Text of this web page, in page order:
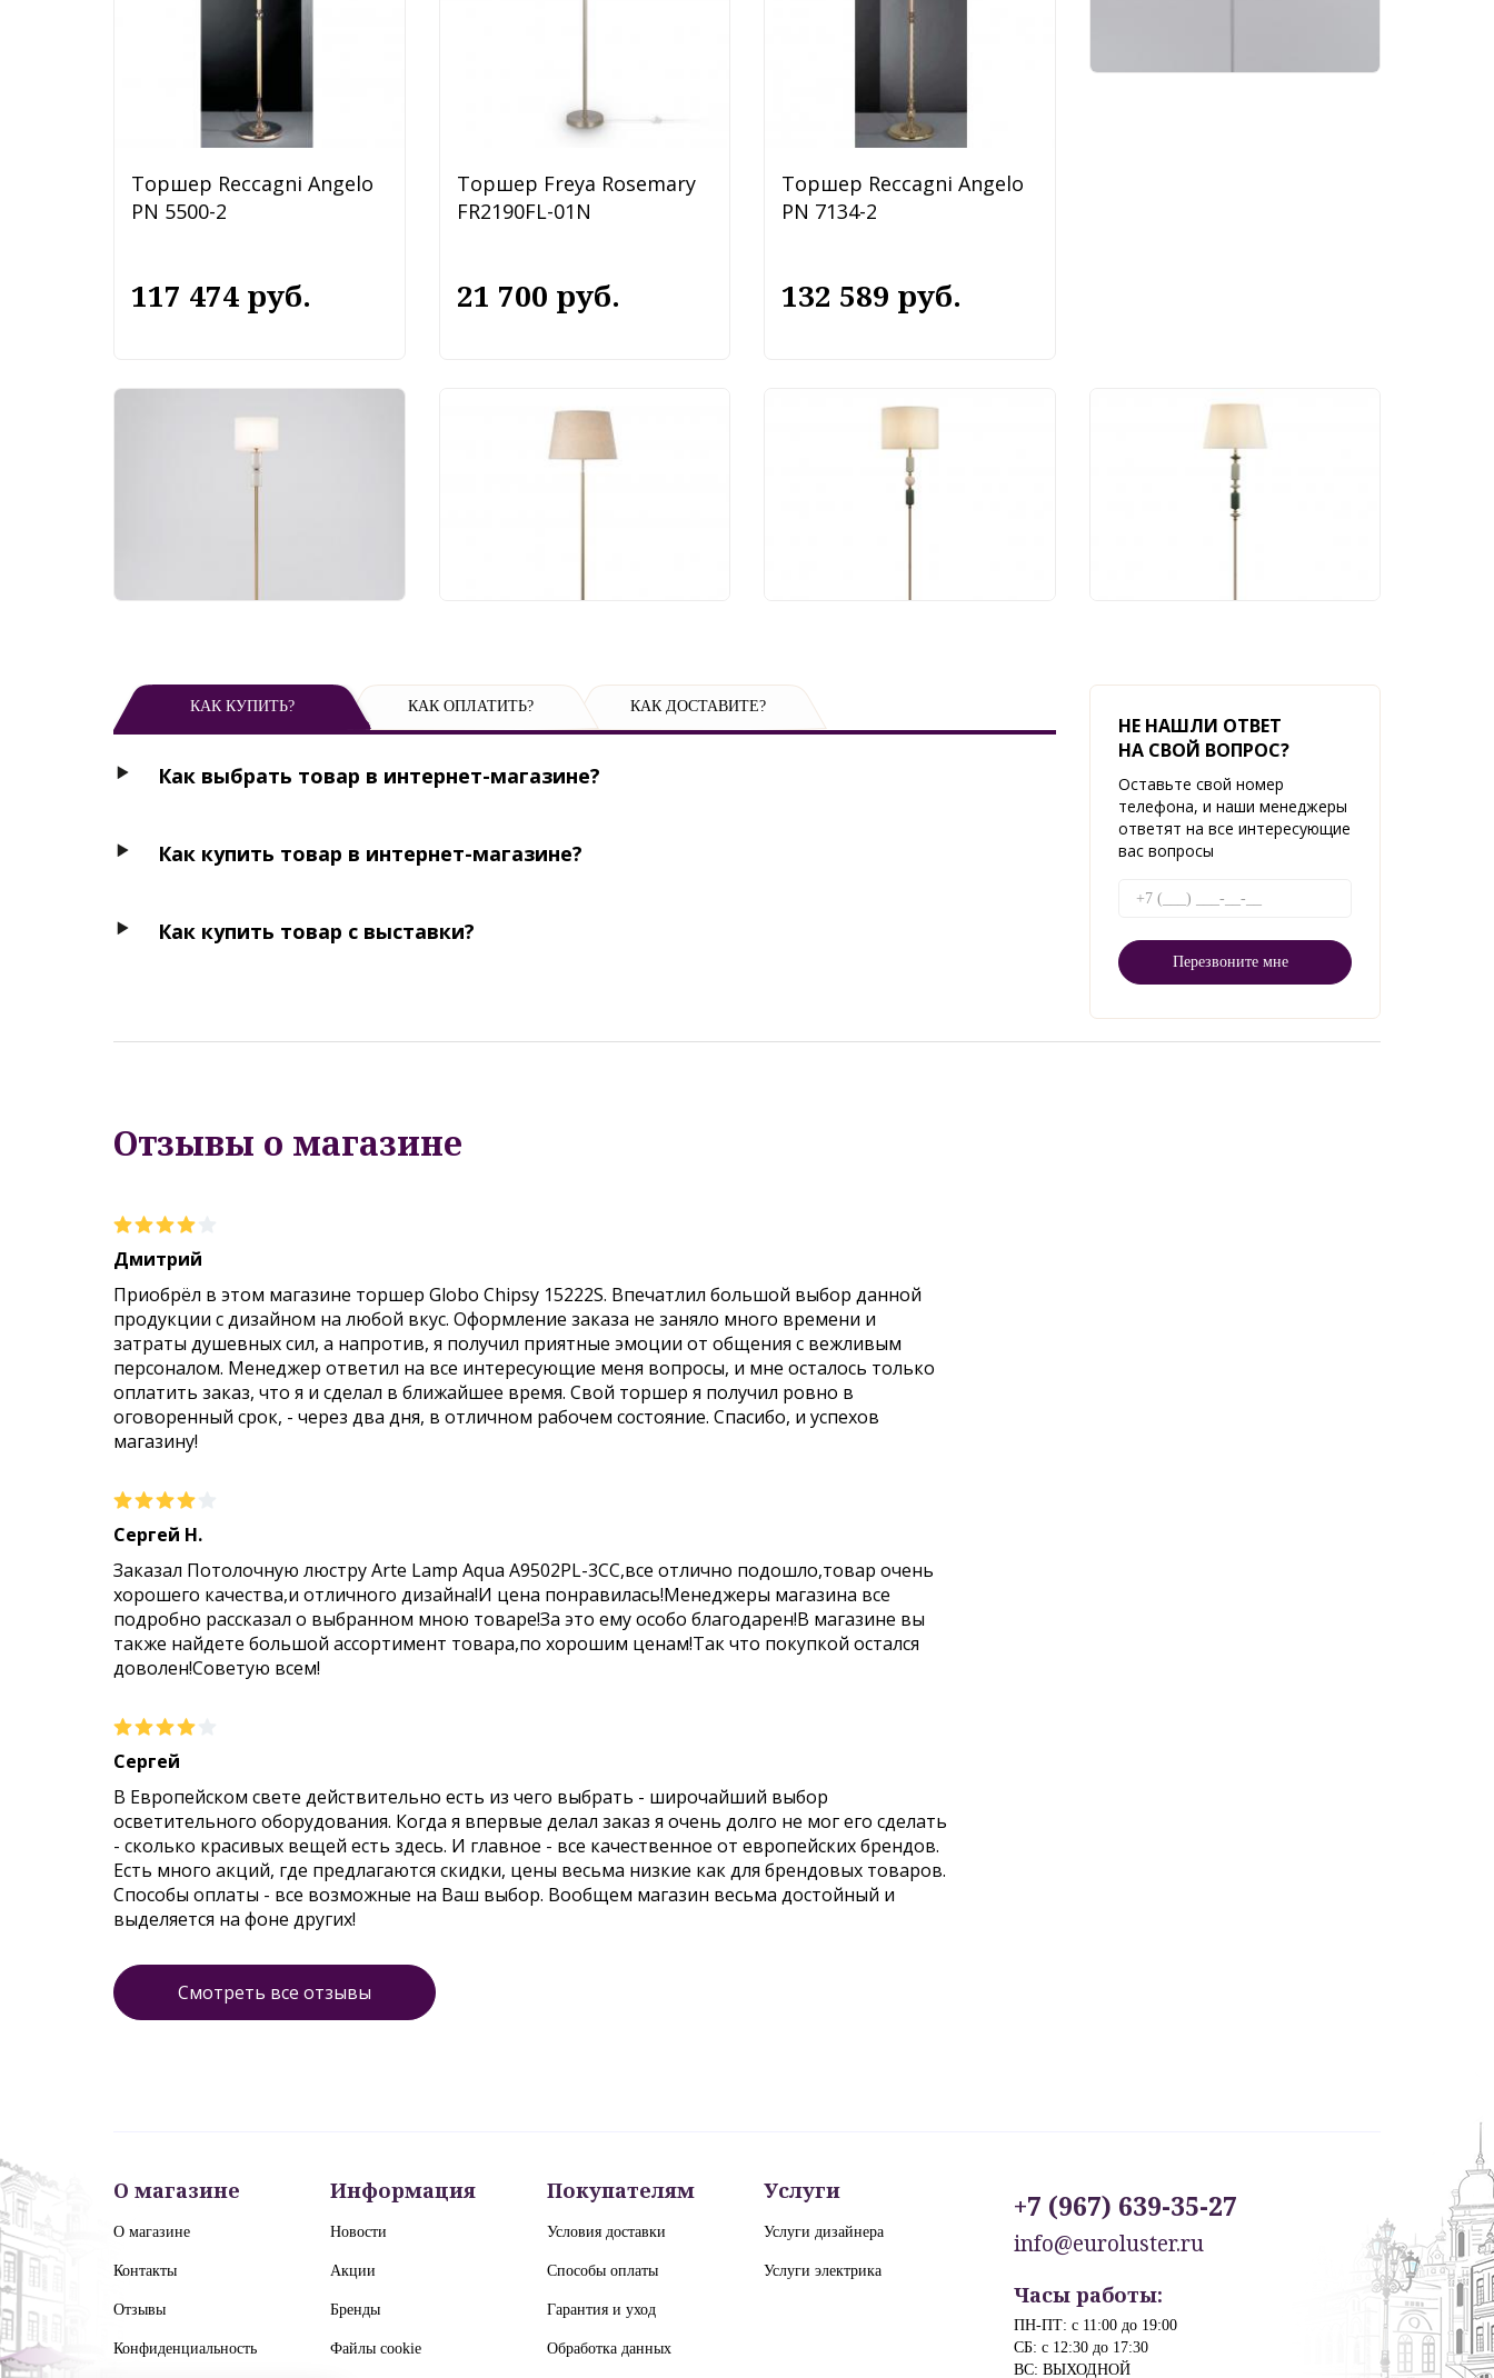
Торшер Reccagni Angelo
PN 5500-2
117 474 руб.
Торшер Freya Rosemary
FR2190FL-01N
21 700 руб.
Торшер Reccagni Angelo
PN 7134-2
132 589 руб.
Торшер Eurosvet Caprera
01154/1 латунь
Торшер Freya Butler
FR2057FL-01BG
Candy 4861/1F
Торшер Odeon Light
Candy 4861/1FA
КАК КУПИТЬ? КАК ОПЛАТИТЬ? КАК ДОСТАВИТЕ?
Как выбрать товар в интернет-магазине?
Как купить товар в интернет-магазине?
Как купить товар с выставки?
НЕ НАШЛИ ОТВЕТ
НА СВОЙ ВОПРОС?
Оставьте свой номер
телефона, и наши менеджеры
ответят на все интересующие
вас вопросы
Отзывы о магазине
Дмитрий
Приобрёл в этом магазине торшер Globo Chipsy 15222S. Впечатлил большой выбор данной
продукции с дизайном на любой вкус. Оформление заказа не заняло много времени и
затраты душевных сил, а напротив, я получил приятные эмоции от общения с вежливым
персоналом. Менеджер ответил на все интересующие меня вопросы, и мне осталось только
оплатить заказ, что я и сделал в ближайшее время. Свой торшер я получил ровно в
оговоренный срок, - через два дня, в отличном рабочем состояние. Спасибо, и успехов
магазину!
Сергей Н.
Заказал Потолочную люстру Arte Lamp Aqua A9502PL-3CC,все отлично подошло,товар очень
хорошего качества,и отличного дизайна!И цена понравилась!Менеджеры магазина все
подробно рассказал о выбранном мною товаре!За это ему особо благодарен!В магазине вы
также найдете большой ассортимент товара,по хорошим ценам!Так что покупкой остался
доволен!Советую всем!
Сергей
В Европейском свете действительно есть из чего выбрать - широчайший выбор
осветительного оборудования. Когда я впервые делал заказ я очень долго не мог его сделать
- сколько красивых вещей есть здесь. И главное - все качественное от европейских брендов.
Есть много акций, где предлагаются скидки, цены весьма низкие как для брендовых товаров.
Способы оплаты - все возможные на Ваш выбор. Вообщем магазин весьма достойный и
выделяется на фоне других!
Смотреть все отзывы
О магазине
О магазине
Контакты
Отзывы
Конфиденциальность
Информация
Новости
Акции
Бренды
Файлы cookie
Покупателям
Условия доставки
Способы оплаты
Гарантия и уход
Обработка данных
Услуги
Услуги дизайнера
Услуги электрика
+7 (967) 639-35-27
info@euroluster.ru
Часы работы:
ПН-ПТ: с 11:00 до 19:00
СБ: с 12:30 до 17:30
ВС: ВЫХОДНОЙ